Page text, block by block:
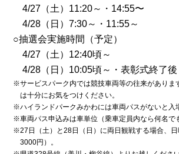
4/27（土）11:20～・14:55〜
4/28（日）7:30～・11:55～
○抽選会実施時間（予定）
4/27（土）12:40頃～
4/28（日）10:05頃～・表彰式終了後
※サービスパーク内では競技車両等の往来がありま
は十分にお気をつけください。
※ハイランドパークみかわには車両パスがないと入
※車両パス申込みは車単位（乗車定員内なら何名で
※27日（土）と28日（日）に両日観戦する場合、
3000円）。